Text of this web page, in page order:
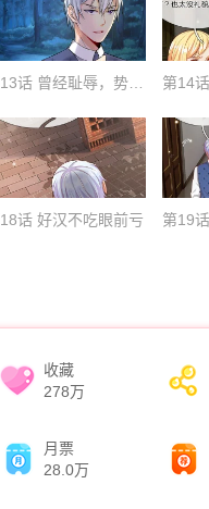
话 好汉不吃眼前亏
收藏
278万
月票
28.0万